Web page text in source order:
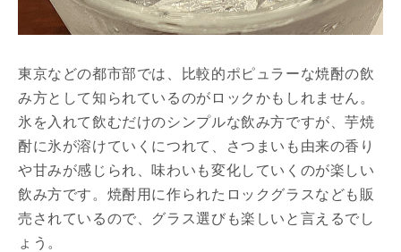
東京などの都市部では、比較的ポピュラーな焼酎の飲
み方として知られているのがロックかもしれません。
氷を入れて飲むだけのシンプルな飲み方ですが、芋焼
酎に氷が溶けていくにつれて、さつまいも由来の香り
や甘みが感じられ、味わいも変化していくのが楽しい
飲み方です。焼酎用に作られたロックグラスなども販
売されているので、グラス選びも楽しいと言えるでし
ょう。